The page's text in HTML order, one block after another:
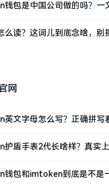
钱包是中国公司做的吗？一
么读？这词儿到底念啥，别
网
英文字母怎么写？正确拼写
护盾手表2代长啥样？真实
钱包和imtoken到底是不是